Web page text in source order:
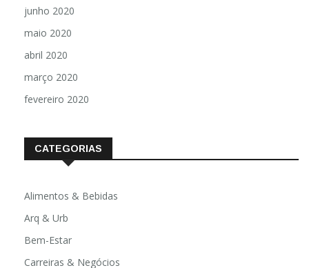
junho 2020
maio 2020
abril 2020
março 2020
fevereiro 2020
CATEGORIAS
Alimentos & Bebidas
Arq & Urb
Bem-Estar
Carreiras & Negócios